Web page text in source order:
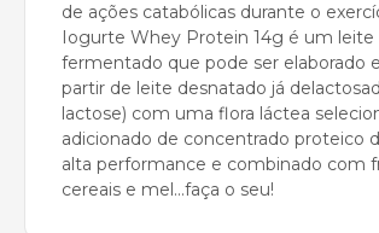
de ações catabólicas durante o
Iogurte Whey Protein 14g é um leite
fermentado que pode ser elaborado
partir de leite desnatado já
lactose) com uma flora láctea
adicionado de concentrado proteico
alta performance e combinado com
cereais e mel...faça o seu!